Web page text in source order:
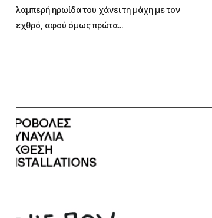
λαμπερή ηρωίδα του χάνει τη μάχη με τον
εχθρό, αφού όμως πρώτα...